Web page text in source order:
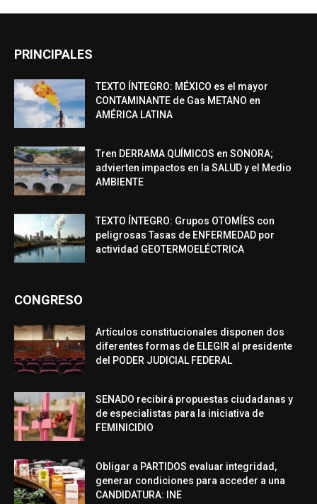
PRINCIPALES
TEXTO ÍNTEGRO: MÉXICO es el mayor
CONTAMINANTE de Gas METANO en
AMÉRICA LATINA
Tren DERRAMA QUÍMICOS en SONORA;
advierten impactos en la SALUD y el Medio
AMBIENTE
TEXTO ÍNTEGRO: Grupos OTOMÍES con
peligrosas Tasas de ENFERMEDAD por
actividad GEOTERMOELÉCTRICA
CONGRESO
Artículos constitucionales disponen dos
diferentes formas de ELEGIR al presidente
del PODER JUDICIAL FEDERAL
SENADO recibirá propuestas ciudadanas y
de especialistas para la iniciativa de
FEMINICIDIO
Obligar a PARTIDOS evaluar integridad,
generar condiciones para acceder a una
CANDIDATURA: INE